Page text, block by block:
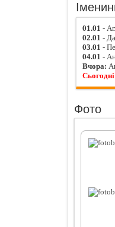
01.01 -
02.01 -
03.01 -
04.01 -
Вчора:
Фото